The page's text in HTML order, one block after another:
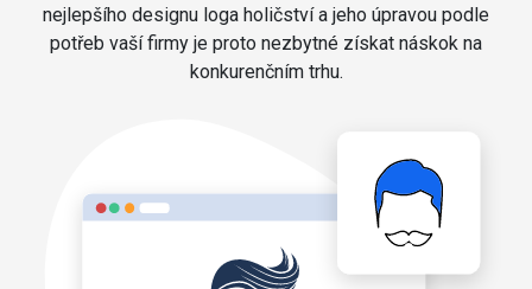
nejlepšího designu loga holičství a jeho úpravou podle
potřeb vaší firmy je proto nezbytné získat náskok na
konkurenčním trhu.